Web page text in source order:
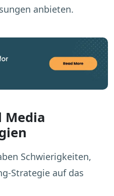
anbieten.
Media
Schwierigkeiten,
Strategie auf das